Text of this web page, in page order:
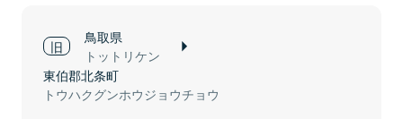
鳥取県
トットリケン
東伯郡北条町
トウハクグンホウジョウチョウ